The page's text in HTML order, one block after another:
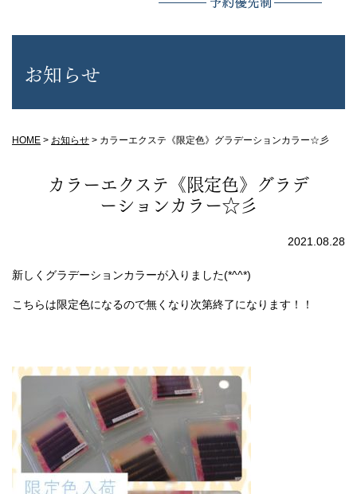
お知らせ
HOME > お知らせ > カラーエクステ《限定色》グラデーションカラー☆彡
カラーエクステ《限定色》グラデ
ーションカラー☆彡
2021.08.28
新しくグラデーションカラーが入りました(*^^*)
こちらは限定色になるので無くなり次第終了になります！！